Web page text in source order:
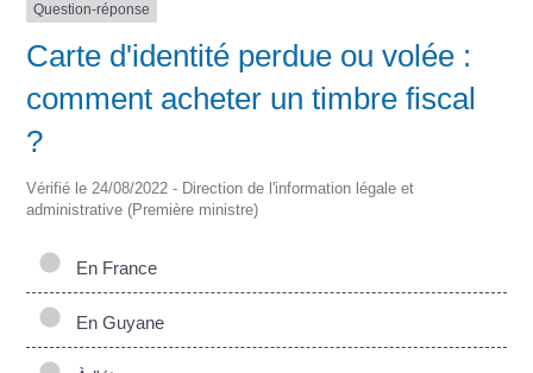
Question-réponse
Carte d'identité perdue ou volée :
comment acheter un timbre fiscal
?
Vérifié le 24/08/2022 - Direction de l'information légale et
administrative (Première ministre)
En France
En Guyane